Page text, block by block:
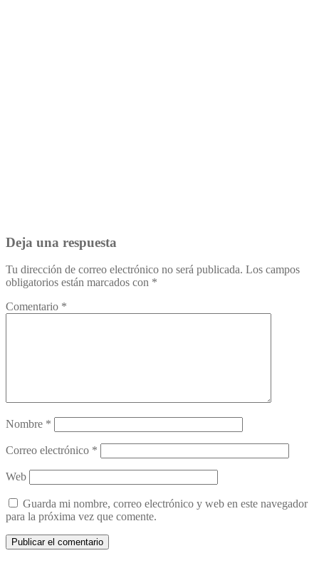
Deja una respuesta
Tu dirección de correo electrónico no será publicada. Los campos
obligatorios están marcados con *
Comentario *
Nombre *
Correo electrónico *
Web
Guarda mi nombre, correo electrónico y web en este navegador
para la próxima vez que comente.